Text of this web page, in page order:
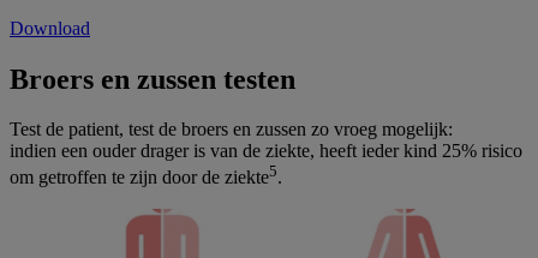
Download
Broers en zussen testen
Test de patient, test de broers en zussen zo vroeg mogelijk:
indien een ouder drager is van de ziekte, heeft ieder kind 25% risico
om getroffen te zijn door de ziekte5.